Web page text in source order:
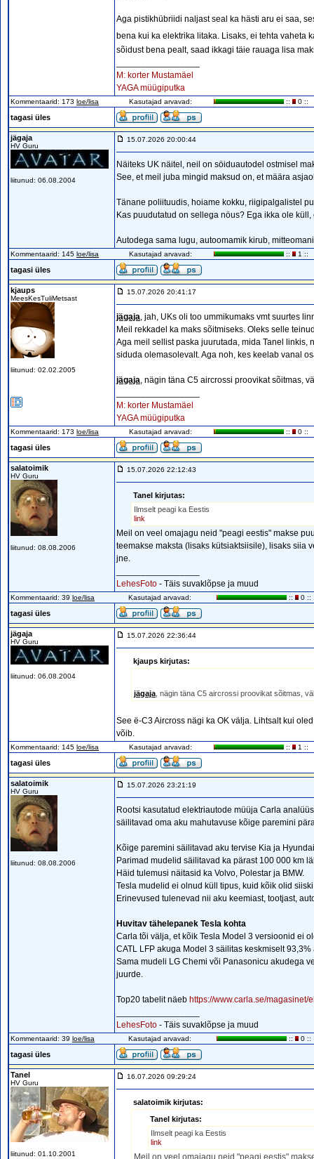
Aga pistikhübriidi naljast seal ka hästi aru ei saa,
bena kui ka elektrika litaka. Lisaks, ei tehta vaheta
sõidust bena pealt, saad ikkagi täie rauaga lisa
M: korter Mustamäel
YAGA müügiputka
Kommentaarid: 173 loe/lisa Kasutajad arvavad: :: 0 ::
tagasi üles
jägaja
HV Guru
liitunud: 06.08.2004
15.07.2026 20:00:44
Näiteks UK näitel, neil on söiduautodel ostmisel
See, et meil juba mingid maksud on, et määra
Tänane poliituudis, hoiame kokku, riigipalgalistel
Kas puudutatud on sellega nöus? Ega ikka ole
Autodega sama lugu, autoomamik kirub,
Kommentaarid: 145 loe/lisa Kasutajad arvavad: :: 1 ::
tagasi üles
kjaups
MeesKesTuliMetsast
liitunud: 02.02.2005
15.07.2026 20:41:17
jägaja, jah, UKs oli too ummikumaks vmt suurtes
Meil rekkadel ka maks sõitmiseks. Oleks selle
Aga meil sellist paska juurutada, mida Tanel
siduda olemasolevalt. Aga noh, kes keelab vanal
jägaja, nägin täna C5 aircrossi proovikat sõitmas,
M: korter Mustamäel
YAGA müügiputka
Kommentaarid: 173 loe/lisa Kasutajad arvavad: :: 0 ::
tagasi üles
salatoimik
HV Guru
liitunud: 08.08.2006
15.07.2026 22:12:43
Tanel kirjutas:
Ilmselt peagi ka Eestis
link
Meil on veel omajagu neid "peagi eestis" makse
teemakse maksta (lisaks kütsiaktsiisile), lisaks siia
jne.
LehesFoto - Täis suvaklõpse ja muud
Kommentaarid: 39 loe/lisa Kasutajad arvavad: :: 0 ::
tagasi üles
jägaja
HV Guru
liitunud: 06.08.2004
15.07.2026 22:36:44
kjaups kirjutas:
jägaja , nägin täna C5 aircrossi proovikat sõitmas,
See ë-C3 Aircross nägi ka OK välja. Lihtsalt kui
võib.
Kommentaarid: 145 loe/lisa Kasutajad arvavad: :: 1 ::
tagasi üles
salatoimik
HV Guru
liitunud: 08.08.2006
15.07.2026 23:21:19
Rootsi kasutatud elektriautode müüja Carla
säilitavad oma aku mahutavuse kõige paremini
Kõige paremini säilitavad aku tervise Kia ja
Parimad mudelid säilitavad ka pärast 100 000 km
Häid tulemusi näitasid ka Volvo, Polestar ja BMW.
Tesla mudelid ei olnud küll tipus, kuid kõik olid
Erinevused tulenevad nii aku keemiast, tootjast,
Huvitav tähelepanek Tesla kohta
Carla tõi välja, et kõik Tesla Model 3 versioonid ei
CATL LFP akuga Model 3 säilitas keskmiselt 93,3%
Sama mudeli LG Chemi või Panasonicu akudega
juurde.
Top20 tabelit näeb https://www.carla.se/
LehesFoto - Täis suvaklõpse ja muud
Kommentaarid: 39 loe/lisa Kasutajad arvavad: :: 0 ::
tagasi üles
Tanel
HV Guru
liitunud: 01.10.2001
16.07.2026 09:29:24
salatoimik kirjutas:
Tanel kirjutas:
Ilmselt peagi ka Eestis
link
Meil on veel omajagu neid "peagi eestis"